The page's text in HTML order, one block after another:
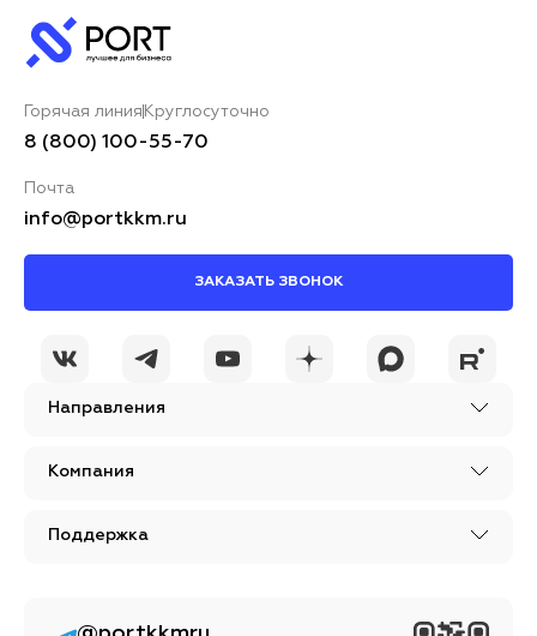
Направления
Компания
Поддержка
Горячая линия Круглосуточно
8 (800) 100-55-70
Почта
info@portkkm.ru
ЗАКАЗАТЬ ЗВОНОК